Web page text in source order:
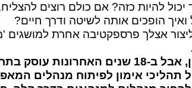
להיות כזה? אם כולם רוצים
הופכים אותה לשיטה ודרך חיים?
אצלך פרספקטיבה אחרת למושגים
רובי שטיינר – בהשכלתו עורך דין, אבל ב-18 שנים
תהליכי אימון לפיתוח מנהלים